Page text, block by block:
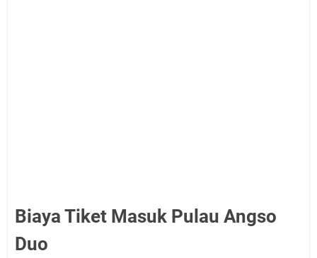
Biaya Tiket Masuk Pulau Angso
Duo